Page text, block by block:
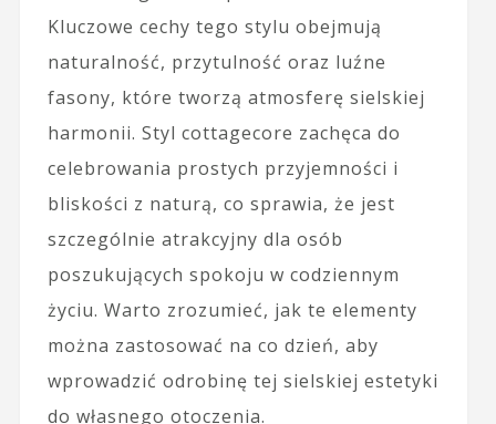
Kluczowe cechy tego stylu obejmują
naturalność, przytulność oraz luźne
fasony, które tworzą atmosferę sielskiej
harmonii. Styl cottagecore zachęca do
celebrowania prostych przyjemności i
bliskości z naturą, co sprawia, że jest
szczególnie atrakcyjny dla osób
poszukujących spokoju w codziennym
życiu. Warto zrozumieć, jak te elementy
można zastosować na co dzień, aby
wprowadzić odrobinę tej sielskiej estetyki
do własnego otoczenia.